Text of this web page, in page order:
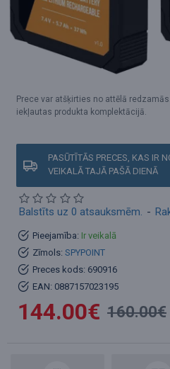
Prece var atšķirties no attēlā
iekļautas produkta komplektācijā.
PASŪTĪTĀS PRECES, KAS IR
VEIKALĀ TAJĀ PAŠĀ DIENĀ
Pieejamība: Ir veikalā
Zīmols: SPYPOINT
Preces kods: 690916
EAN: 0887157023195
Balstīts uz 0 atsauksmēm. -
144.00€ 160.00€